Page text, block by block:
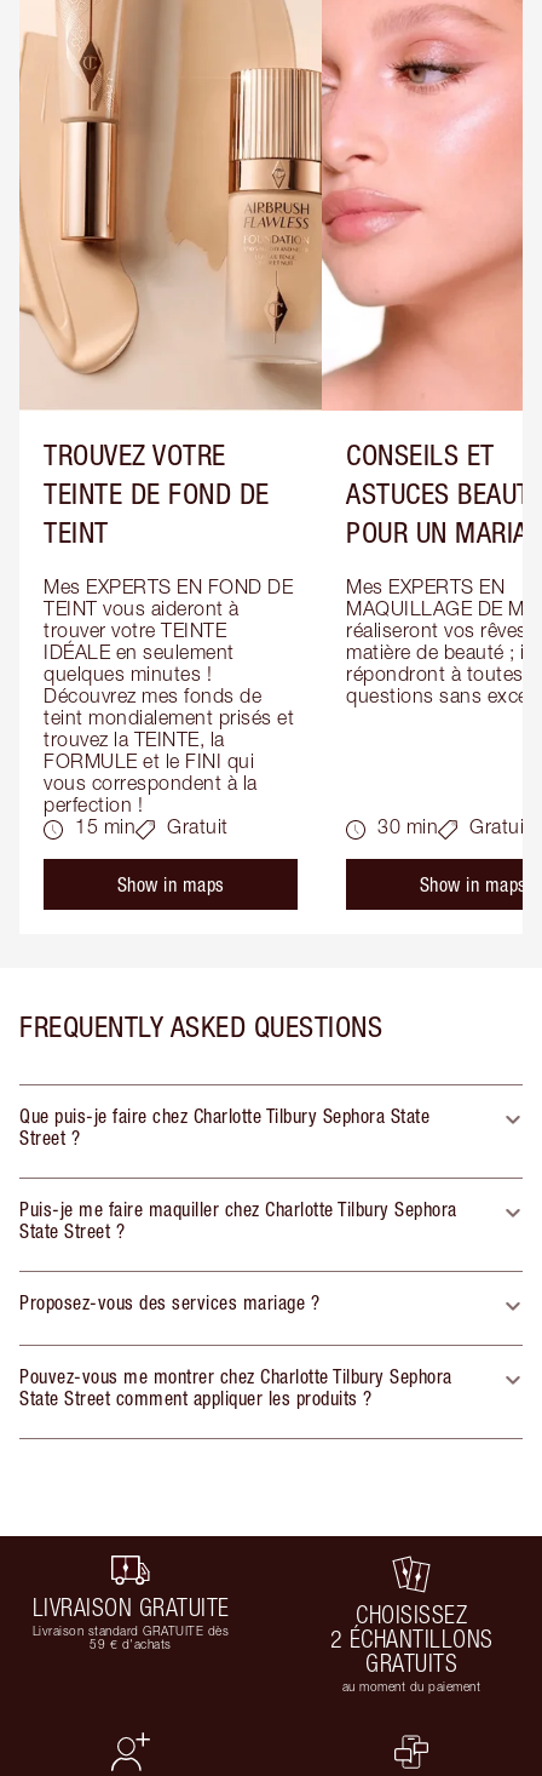
TROUVEZ VOTRE
TEINTE DE FOND DE
TEINT
Mes EXPERTS EN FOND DE
TEINT vous aideront à
trouver votre TEINTE
IDÉALE en seulement
quelques minutes !
Découvrez mes fonds de
teint mondialement prisés et
trouvez la TEINTE, la
FORMULE et le FINI qui
vous correspondent à la
perfection !
15 min
Gratuit
Show in maps
CONSEILS ET
ASTUCES
POUR UN
Mes EXPERTS EN
MAQUILLAGE DE
réaliseront vos rêves
matière de beauté ; ils
répondront à toutes
questions sans
30 min Gratuit
Show in maps
FREQUENTLY ASKED QUESTIONS
Que puis-je faire chez Charlotte Tilbury Sephora State
Street ?
Puis-je me faire maquiller chez Charlotte Tilbury Sephora
State Street ?
Proposez-vous des services mariage ?
Pouvez-vous me montrer chez Charlotte Tilbury Sephora
State Street comment appliquer les produits ?
LIVRAISON GRATUITE
Livraison standard GRATUITE dès
59 € d'achats
CHOISISSEZ
2 ÉCHANTILLONS
GRATUITS
au moment du paiement